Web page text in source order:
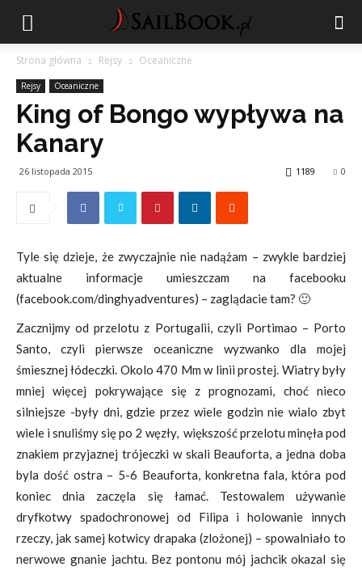
Strona główna Rejsy Oceaniczne
Rejsy Oceaniczne
King of Bongo wypływa na
Kanary
26 listopada 2015 0
1189
Tyle się dzieje, że zwyczajnie nie nadążam – zwykle bardziej
aktualne informacje umieszczam na facebooku
(facebook.com/dinghyadventures) – zaglądacie tam? 🙂
Zacznijmy od przelotu z Portugalii, czyli Portimao – Porto
Santo, czyli pierwsze oceaniczne wyzwanko dla mojej
śmiesznej łódeczki. Okolo 470 Mm w linii prostej. Wiatry były
mniej więcej pokrywające się z prognozami, choć nieco
silniejsze -były dni, gdzie przez wiele godzin nie wialo zbyt
wiele i snuliśmy się po 2 węzły, większość przelotu minęła pod
znakiem przyjaznej trójeczki w skali Beauforta, a jedna doba
byla dość ostra – 5-6 Beauforta, konkretna fala, która pod
koniec dnia zaczęla się łamać. Testowalem używanie
dryfkotwy spadochronowej od Filipa i holowanie innych
rzeczy, jak samej kotwicy drapaka (zlożonej) – spowalniało to
nerwowe gnanie jachtu. Bez pontonu mój jachcik okazal się